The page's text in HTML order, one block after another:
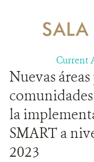
MECANISMO
Current
Nuevas
la
SMART a
2023